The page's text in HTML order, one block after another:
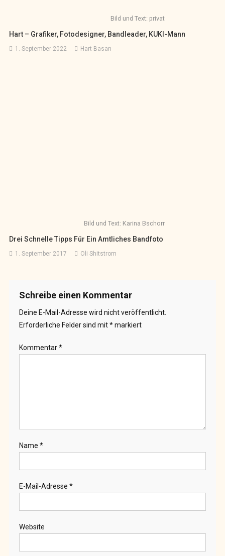
Bild und Text: privat
Hart – Grafiker, Fotodesigner, Bandleader, KUKI-Mann
1. September 2022 Hart Basan
Bild und Text: Karina Bschorr
Drei Schnelle Tipps Für Ein Amtliches Bandfoto
1. September 2017 Oli Shitstrom
Schreibe einen Kommentar
Deine E-Mail-Adresse wird nicht veröffentlicht.
Erforderliche Felder sind mit*markiert
Kommentar*
Name *
E-Mail-Adresse *
Website